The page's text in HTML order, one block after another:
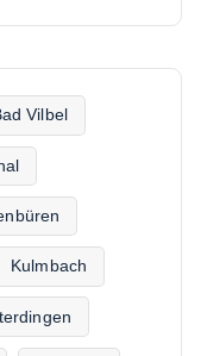
Vilbel
Kulmbach